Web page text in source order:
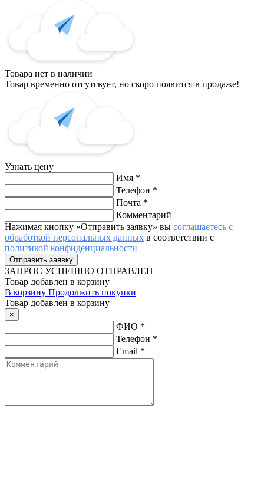
Товара нет в наличии
Товар временно отсутсвует, но скоро появится в продаже!
Узнать цену
Имя *
Телефон *
Почта *
Комментарий
Нажимая кнопку «Отправить заявку» вы соглашаетесь с
обработкой персональных данных в соответствии с
политикой конфиденциальности
ЗАПРОС УСПЕШНО ОТПРАВЛЕН
Товар добавлен в корзину
В корзину Продолжить покупки
Товар добавлен в корзину
×
ФИО *
Телефон *
Email *